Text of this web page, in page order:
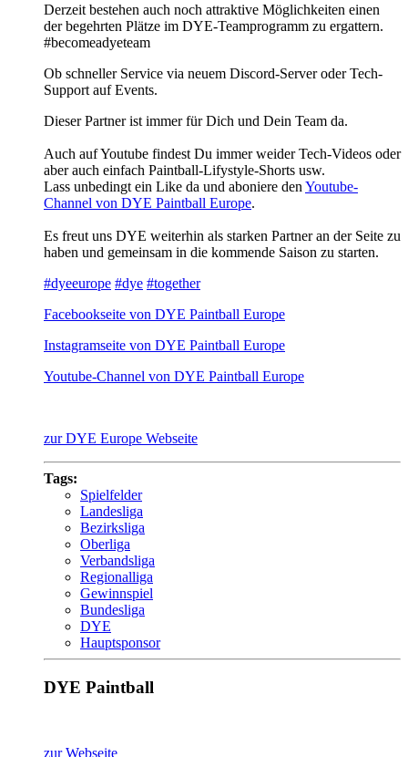
Derzeit bestehen auch noch attraktive Möglichkeiten einen
der begehrten Plätze im DYE-Teamprogramm zu ergattern.
#becomeadyeteam
Ob schneller Service via neuem Discord-Server oder Tech-
Support auf Events.
Dieser Partner ist immer für Dich und Dein Team da.
Auch auf Youtube findest Du immer weider Tech-Videos oder
aber auch einfach Paintball-Lifystyle-Shorts usw.
Lass unbedingt ein Like da und aboniere den Youtube-
Channel von DYE Paintball Europe.
Es freut uns DYE weiterhin als starken Partner an der Seite zu
haben und gemeinsam in die kommende Saison zu starten.
#dyeeurope #dye #together
Facebookseite von DYE Paintball Europe
Instagramseite von DYE Paintball Europe
Youtube-Channel von DYE Paintball Europe
zur DYE Europe Webseite
Tags:
Spielfelder
Landesliga
Bezirksliga
Oberliga
Verbandsliga
Regionalliga
Gewinnspiel
Bundesliga
DYE
Hauptsponsor
DYE Paintball
zur Webseite